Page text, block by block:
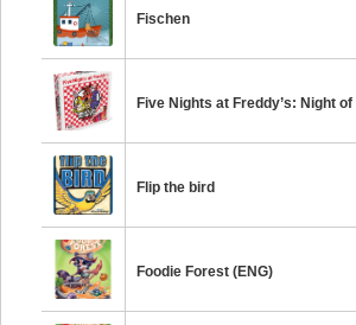
Fischen
Five Nights at Freddy’s: Night
Flip the bird
Foodie Forest (ENG)